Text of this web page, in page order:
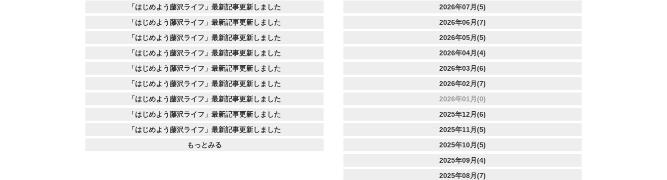
「はじめよう藤沢ライフ」最新記事更新しました
「はじめよう藤沢ライフ」最新記事更新しました
「はじめよう藤沢ライフ」最新記事更新しました
「はじめよう藤沢ライフ」最新記事更新しました
「はじめよう藤沢ライフ」最新記事更新しました
「はじめよう藤沢ライフ」最新記事更新しました
「はじめよう藤沢ライフ」最新記事更新しました
「はじめよう藤沢ライフ」最新記事更新しました
「はじめよう藤沢ライフ」最新記事更新しました
もっとみる
2026年07月(5)
2026年06月(7)
2026年05月(5)
2026年04月(4)
2026年03月(6)
2026年02月(7)
2026年01月(0)
2025年12月(6)
2025年11月(5)
2025年10月(5)
2025年09月(4)
2025年08月(7)